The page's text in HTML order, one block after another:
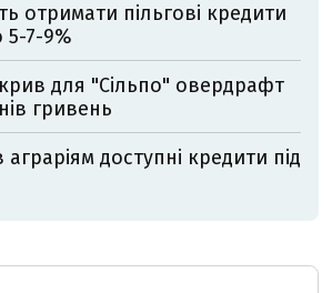
отримати пільгові кредити
7-9%
для "Сільпо" овердрафт
гривень
доступні кредити під